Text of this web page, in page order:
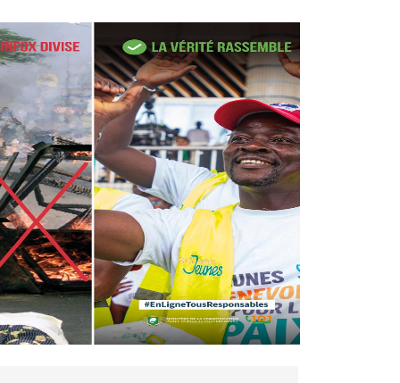
Sadio Camara tué lors
d’attaques...
AIP
22 avr. 2026, 16:41
Des bureaux ravagés dans un
incendie survenu à la mairie...
AIP
10 avr. 2026, 09:48
Nommé Médiateur de la
République, Gaoussou Touré
prend officiellement fonction
AIP
13 mars 2026, 10:43
Nécrologie : décès de
Guillaume Houphouët-Boigny,
fils du Père fondateur...